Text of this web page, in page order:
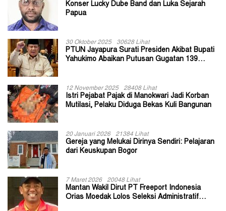
Konser Lucky Dube Band dan Luka Sejarah
Papua
30 Oktober 2025 30628 Lihat
PTUN Jayapura Surati Presiden Akibat Bupati
Yahukimo Abaikan Putusan Gugatan 139
12 November 2025 28408 Lihat
Istri Pejabat Pajak di Manokwari Jadi Korban
Mutilasi, Pelaku Diduga Bekas Kuli Bangunan
20 Januari 2026 21384 Lihat
Gereja yang Melukai Dirinya Sendiri: Pelajaran
dari Keuskupan Bogor
7 Maret 2026 20048 Lihat
Mantan Wakil Dirut PT Freeport Indonesia
Orias Moedak Lolos Seleksi Administratif